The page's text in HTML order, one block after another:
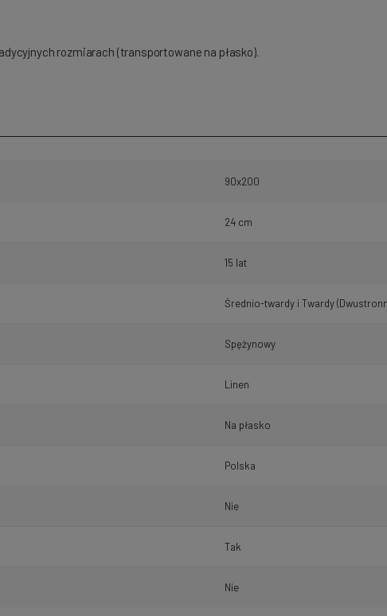
rozmiarach (transportowane na płasko).
90x200
24 cm
15 lat
Średnio-twardy i Twardy
Spężynowy
Linen
Na płasko
Polska
Nie
Tak
Nie